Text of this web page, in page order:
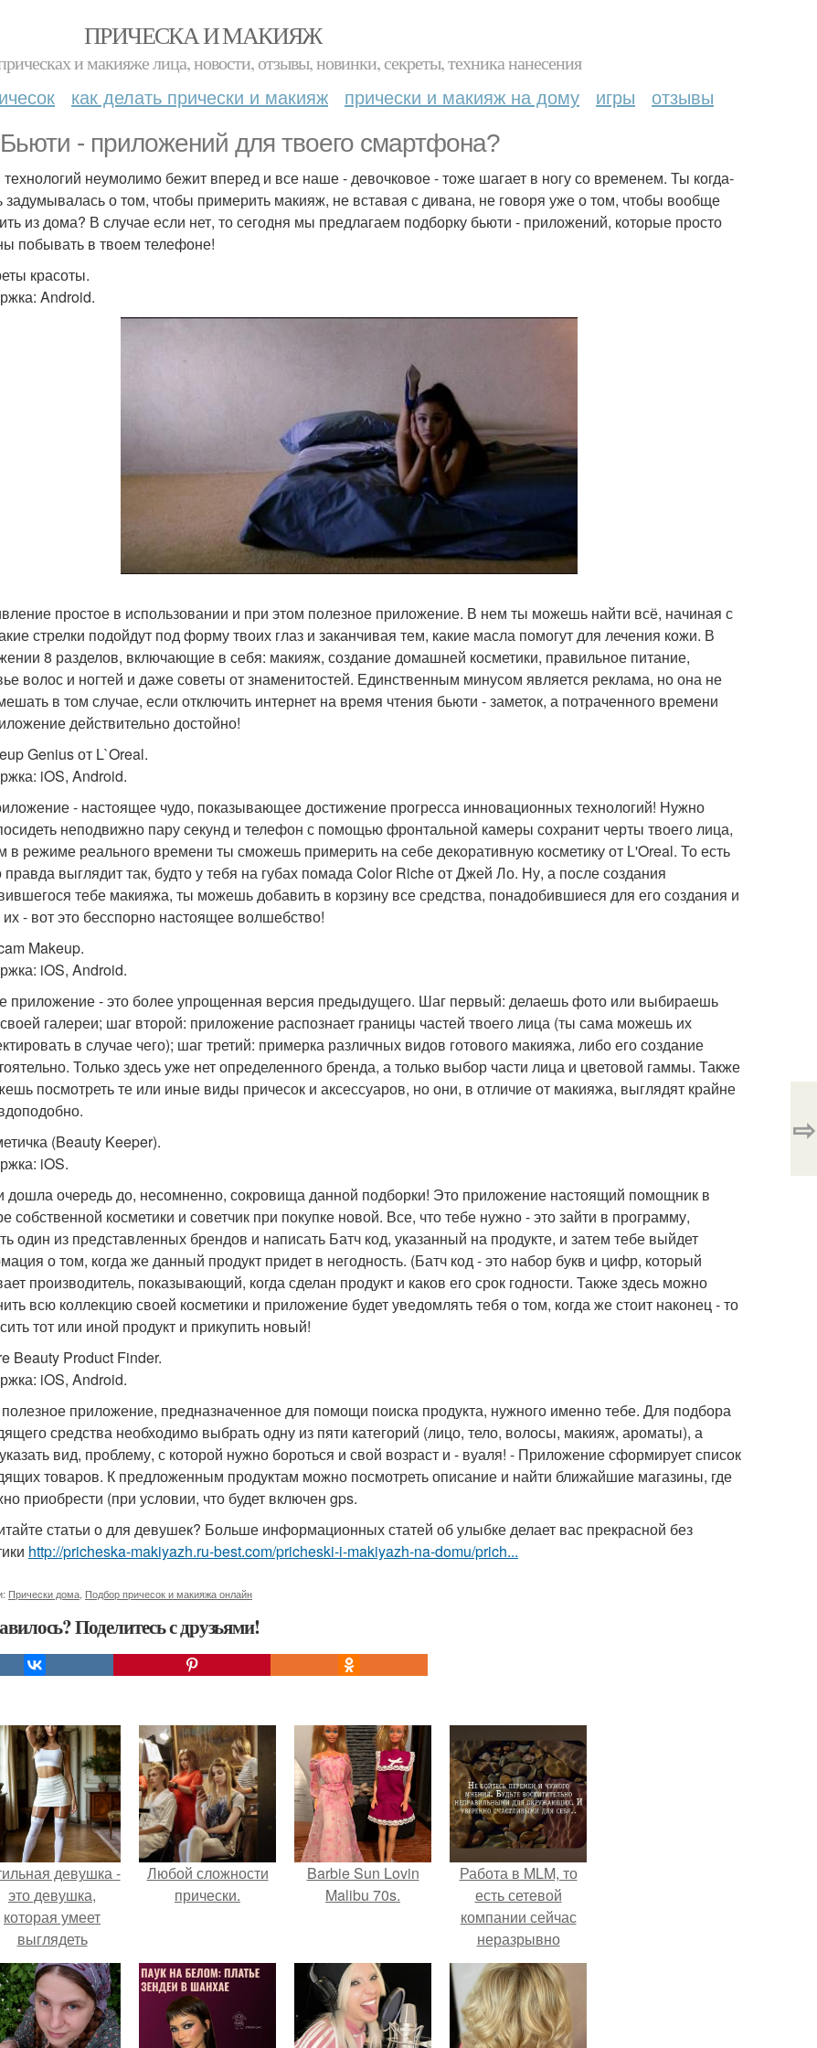
ПРИЧЕСКА И МАКИЯЖ
и макияже лица, новости, отзывы, новинки, секреты, техника нанесения
как делать прически и макияж прически и макияж на дому игры отзывы
- приложений для твоего смартфона?
неумолимо бежит вперед и все наше - девочковое - тоже шагает в ногу со временем. Ты когда-
задумывалась о том, чтобы примерить макияж, не вставая с дивана, не говоря уже о том, чтобы вообще
из дома? В случае если нет, то сегодня мы предлагаем подборку бьюти - приложений, которые просто
побывать в твоем телефоне!
красоты.
Android.
простое в использовании и при этом полезное приложение. В нем ты можешь найти всё, начиная с
стрелки подойдут под форму твоих глаз и заканчивая тем, какие масла помогут для лечения кожи. В
8 разделов, включающие в себя: макияж, создание домашней косметики, правильное питание,
волос и ногтей и даже советы от знаменитостей. Единственным минусом является реклама, но она не
в том случае, если отключить интернет на время чтения бьюти - заметок, а потраченного времени
действительно достойно!
Genius от L`Oreal.
iOS, Android.
- настоящее чудо, показывающее достижение прогресса инновационных технологий! Нужно
неподвижно пару секунд и телефон с помощью фронтальной камеры сохранит черты твоего лица,
в режиме реального времени ты сможешь примерить на себе декоративную косметику от L'Oreal. То есть
правда выглядит так, будто у тебя на губах помада Color Riche от Джей Ло. Ну, а после создания
тебе макияжа, ты можешь добавить в корзину все средства, понадобившиеся для его создания и
их - вот это бесспорно настоящее волшебство!
Makeup.
iOS, Android.
приложение - это более упрощенная версия предыдущего. Шаг первый: делаешь фото или выбираешь
галереи; шаг второй: приложение распознает границы частей твоего лица (ты сама можешь их
в случае чего); шаг третий: примерка различных видов готового макияжа, либо его создание
Только здесь уже нет определенного бренда, а только выбор части лица и цветовой гаммы. Также
посмотреть те или иные виды причесок и аксессуаров, но они, в отличие от макияжа, выглядят крайне
(Beauty Keeper).
iOS.
дошла очередь до, несомненно, сокровища данной подборки! Это приложение настоящий помощник в
собственной косметики и советчик при покупке новой. Все, что тебе нужно - это зайти в программу,
один из представленных брендов и написать Батч код, указанный на продукте, и затем тебе выйдет
о том, когда же данный продукт придет в негодность. (Батч код - это набор букв и цифр, который
производитель, показывающий, когда сделан продукт и каков его срок годности. Также здесь можно
всю коллекцию своей косметики и приложение будет уведомлять тебя о том, когда же стоит наконец - то
тот или иной продукт и прикупить новый!
Beauty Product Finder.
iOS, Android.
приложение, предназначенное для помощи поиска продукта, нужного именно тебе. Для подбора
средства необходимо выбрать одну из пяти категорий (лицо, тело, волосы, макияж, ароматы), а
вид, проблему, с которой нужно бороться и свой возраст и - вуаля! - Приложение сформирует список
товаров. К предложенным продуктам можно посмотреть описание и найти ближайшие магазины, где
приобрести (при условии, что будет включен gps.
статьи о для девушек? Больше информационных статей об улыбке делает вас прекрасной без
http://pricheska-makiyazh.ru-best.com/pricheski-i-makiyazh-na-domu/prich...
Прически дома Подбор причесок и макияжа онлайн
Поделитесь с друзьями!
⇨
девушка -
это девушка,
которая умеет
выглядеть
и
в любои
ситуации.
Любой сложности
прически.
Barbie Sun Lovin
Malibu 70s.
Работа в MLM, то
есть сетевой
компании сейчас
неразрывно
связана с создание
своего контента,
своей страницы в
соц сетях.